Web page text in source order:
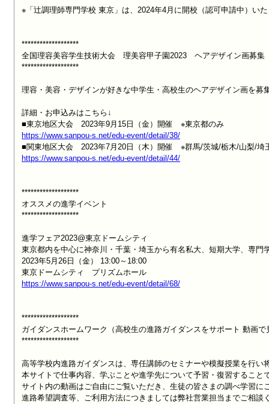
※「辻󠄀調理師専門学校 東京」は、2024年4月に開校（認可申請中）い
*******************
全国理容美容学生技術大会　理美容甲子園2023　ヘアデザイン画募集
*******************
理容・美容・デザインが好きな中学生・高校生のヘアデザイン画を募
詳細・お申込みはこちら↓
https://www.sanpou-s.net/edu-event/detail/38/
https://www.sanpou-s.net/edu-event/detail/44/
*******************
オススメの進学イベント
*******************
進学フェア2023@東京ドームシティ
東京都内を中心に神奈川・千葉・埼玉から有名私大、短期大学、専門
2023年5月26日（金） 13:00～18:00
https://www.sanpou-s.net/edu-event/detail/68/
*******************
ガイダンスホームワーク（高校生の進路ガイダンスをサポート 動画
*******************
高等学校内進路ガイダンスは、専任講師のセミナーや模擬授業を行い
本サイトで仕事内容、学ぶことや進学先について予習・復習すること
サイト内の動画はご自由にご覧いただき、生徒の皆さまの調べ学習に